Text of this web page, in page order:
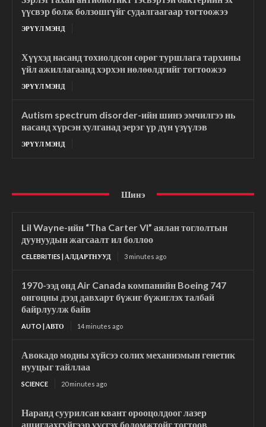
үүсвэр болж болзошгүйг судалгаагаар тогтоожээ
ЭРҮҮЛ МЭНД
Хүүхэд насанд тохиолдсон сөрөг туршлага тархины
үйл ажиллагаанд хэрхэн нөлөөлдгийг тогтоожээ
ЭРҮҮЛ МЭНД
Autism spectrum disorder-ийн шинэ эмчилгээ нь
насанд хүрсэн хулганад эерэг үр дүн үзүүлэв
ЭРҮҮЛ МЭНД
Шинэ
Lil Wayne-ийн “Tha Carter VI” аялан тоглолтын
дуунуудын жагсаалт ил боллоо
CELEBRITIES | АЛДАРТНУУД 3 minutes ago
1970-ээд онд Air Canada компанийн Boeing 747
онгоцны дээд давхарт бүжиг бүжиглэх талбай
байрлуулж байв
AUTO | АВТО 14 minutes ago
Авокадо модны хүйсээ солих механизмын генетик
нууцыг тайллаа
SCIENCE 20 minutes ago
Наранд суурилсан квант орооцолдоог лазер
ашиглахгүйгээр үүсгэх боломжтойг тогтоов